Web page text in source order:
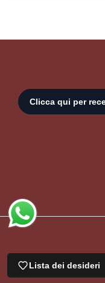
© 2026,Vog Shop
Lista dei desideri